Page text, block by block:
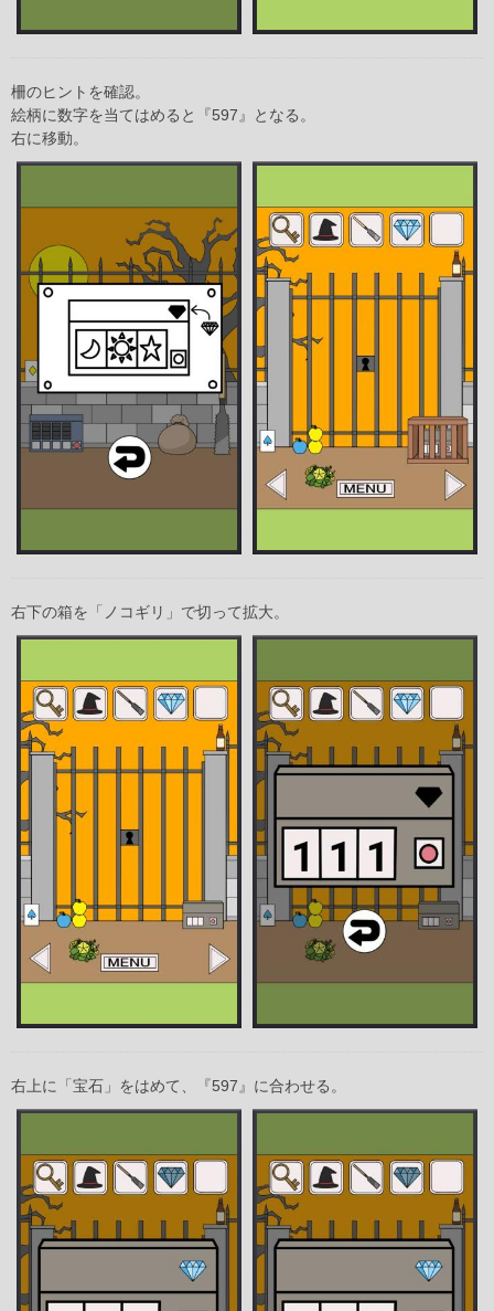
柵のヒントを確認。
絵柄に数字を当てはめると『597』となる。
右に移動。
右下の箱を「ノコギリ」で切って拡大。
右上に「宝石」をはめて、『597』に合わせる。